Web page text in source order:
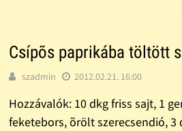
Csípõs paprikába töltött
szadmin 2012.02.21. 16:00
Hozzávalók: 10 dkg friss sajt, 1
feketebors, õrölt szerecsendió, 3